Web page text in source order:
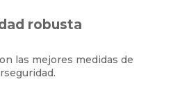
robusta
las mejores medidas de